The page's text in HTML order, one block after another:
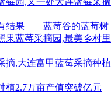
结果——蓝莓谷的蓝莓树
果蓝莓采摘园,最美乡村里
摘,大连富甲蓝莓采摘种植
植2.7万亩产值突破亿元